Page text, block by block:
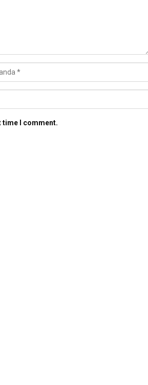
time I comment.